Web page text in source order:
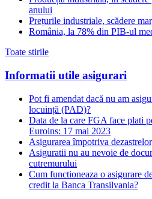
anului
Prețurile industriale, scădere
România, la 78% din PIB-ul
Toate stirile
Informatii utile asigurari
Pot fi amendat dacă nu am
locuință (PAD)?
Data de la care FGA face plati
Euroins: 17 mai 2023
Asigurarea împotriva
Asiguratii nu au nevoie de
cutremurului
Cum functioneaza o asigurare
credit la Banca Transilvania?